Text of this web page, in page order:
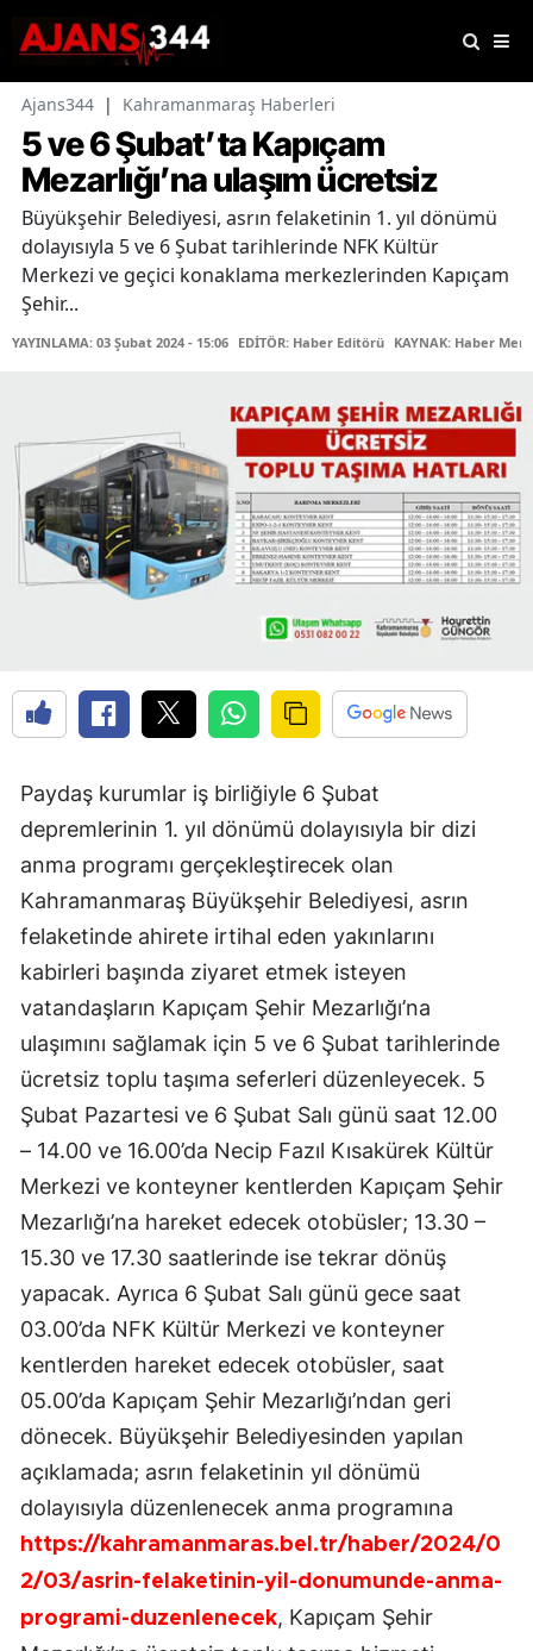
Ajans344 | Kahramanmaraş Haberleri
5 ve 6 Şubat’ta Kapıçam
Mezarlığı’na ulaşım ücretsiz
Büyükşehir Belediyesi, asrın felaketinin 1. yıl dönümü
dolayısıyla 5 ve 6 Şubat tarihlerinde NFK Kültür
Merkezi ve geçici konaklama merkezlerinden Kapıçam
Şehir...
YAYINLAMA: 03 Şubat 2024 - 15:06 EDİTÖR: Haber Editörü KAYNAK: Haber
Paydaş kurumlar iş birliğiyle 6 Şubat
depremlerinin 1. yıl dönümü dolayısıyla bir dizi
anma programı gerçekleştirecek olan
Kahramanmaraş Büyükşehir Belediyesi, asrın
felaketinde ahirete irtihal eden yakınlarını
kabirleri başında ziyaret etmek isteyen
vatandaşların Kapıçam Şehir Mezarlığı’na
ulaşımını sağlamak için 5 ve 6 Şubat tarihlerinde
ücretsiz toplu taşıma seferleri düzenleyecek. 5
Şubat Pazartesi ve 6 Şubat Salı günü saat 12.00
– 14.00 ve 16.00’da Necip Fazıl Kısakürek Kültür
Merkezi ve konteyner kentlerden Kapıçam Şehir
Mezarlığı’na hareket edecek otobüsler; 13.30 –
15.30 ve 17.30 saatlerinde ise tekrar dönüş
yapacak. Ayrıca 6 Şubat Salı günü gece saat
03.00’da NFK Kültür Merkezi ve konteyner
kentlerden hareket edecek otobüsler, saat
05.00’da Kapıçam Şehir Mezarlığı’ndan geri
dönecek. Büyükşehir Belediyesinden yapılan
açıklamada; asrın felaketinin yıl dönümü
dolayısıyla düzenlenecek anma programına
https://kahramanmaras.bel.tr/haber/2024/0
2/03/asrin-felaketinin-yil-donumunde-anma-
programi-duzenlenecek, Kapıçam Şehir